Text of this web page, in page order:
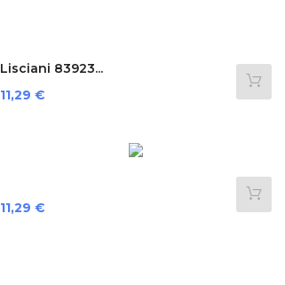
Lisciani 83923...
Preis
11,29 €
Preis
11,29 €